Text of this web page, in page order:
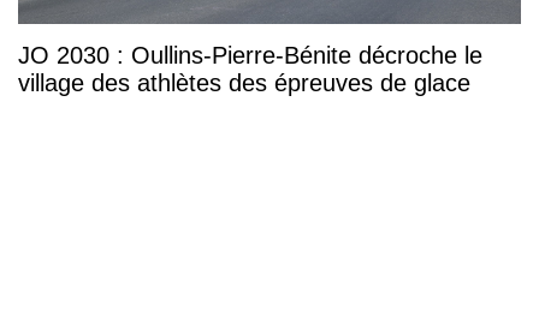
JO 2030 : Oullins-Pierre-Bénite décroche le
village des athlètes des épreuves de glace